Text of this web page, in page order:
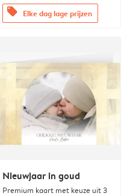
offers Elke dag lage prijzen
Nieuwjaar in goud
Premium kaart met keuze uit 3